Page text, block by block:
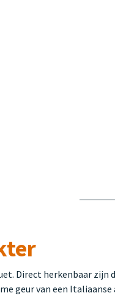
Direct herkenbaar
geur van een